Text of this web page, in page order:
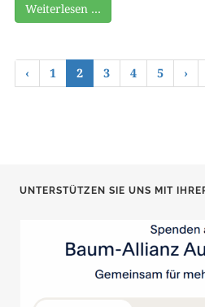
Weiterlesen …
‹ 1 2 3 4 5 ›
UNTERSTÜTZEN SIE UNS MIT